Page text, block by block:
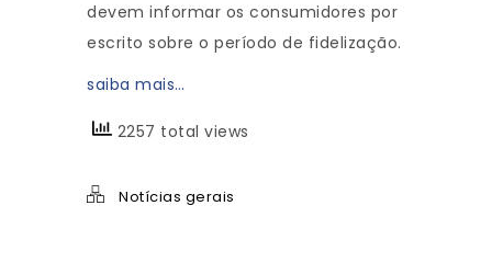
devem informar os consumidores por
escrito sobre o período de fidelização.
saiba mais…
2257 total views
Notícias gerais